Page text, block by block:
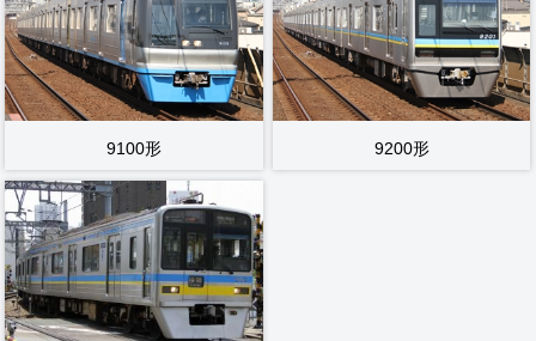
9100形 9200形